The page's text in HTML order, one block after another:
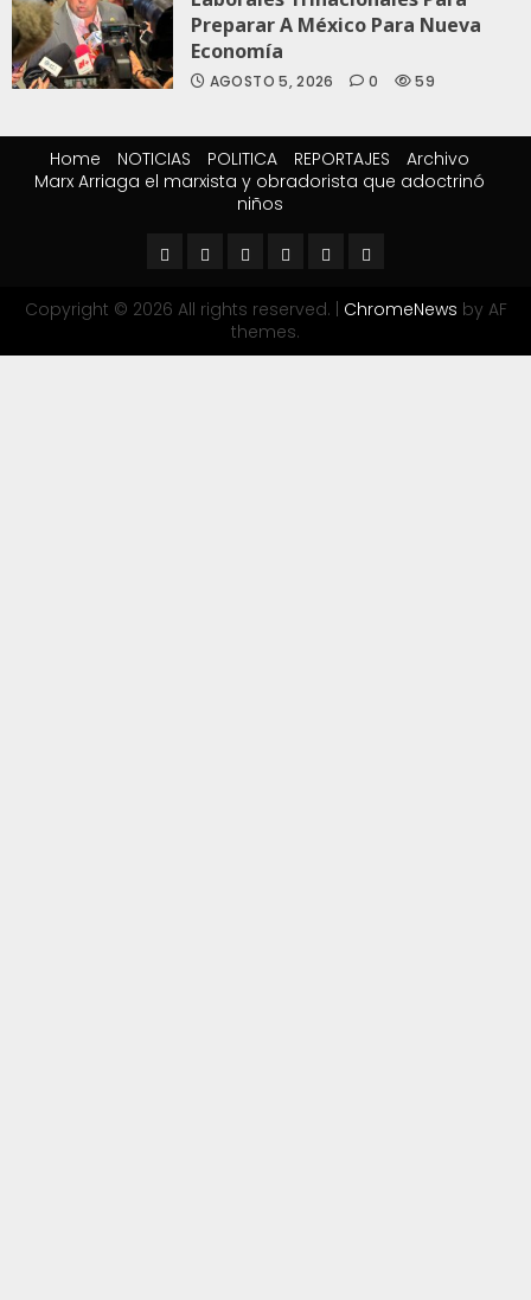
Preparar A México Para Nueva
Economía
AGOSTO 5, 2026 0 59
Home NOTICIAS POLITICA REPORTAJES
Archivo
Marx Arriaga el marxista y obradorista que adoctrinó
niños
Copyright © 2026 All rights reserved. ChromeNews by AF
themes.